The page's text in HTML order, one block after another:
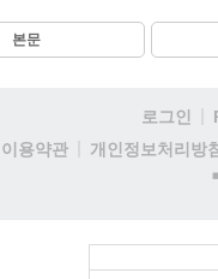
본문
로그인
이용약관
개인정보처리방